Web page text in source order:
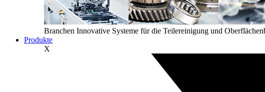
Branchen Innovative Systeme für die Teilereinigung und
Produkte
X